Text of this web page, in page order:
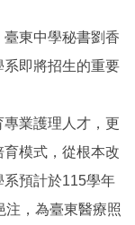
東中學秘書劉香
即將招生的重要
業護理人才，更
模式，從根本改
預計於115學年
注，為臺東醫療照